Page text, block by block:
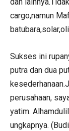
dan
cargo,namun
Sukses ini
putra dan dua
perusahaan,
yatim.
ungkapnya.